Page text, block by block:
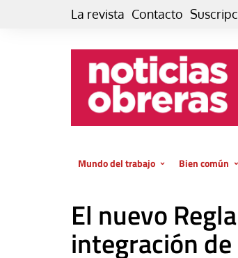
La revista Contacto
Mundo del trabajo
El trabajo es para la vida
GlobalizAcción
Bien común
Economía
El nuevo
integración